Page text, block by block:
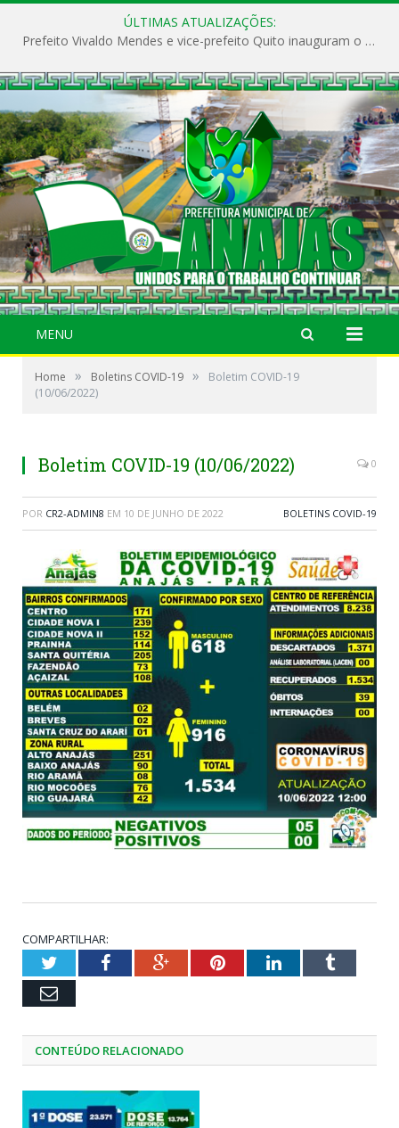
ÚLTIMAS ATUALIZAÇÕES:
Prefeito Vivaldo Mendes e vice-prefeito Quito inauguram o CAPS e fortalecem a saúde pública em Anajás.
MENU
Home » Boletins COVID-19 »
Boletim COVID-19
(10/06/2022)
Boletim COVID-19 (10/06/2022) 0
POR CR2-ADMIN8 EM 10 DE JUNHO DE 2022 BOLETINS COVID-19
COMPARTILHAR:
TwitterFacebookGoogle+PinterestLinkedInTumblr
Email
CONTEÚDO RELACIONADO